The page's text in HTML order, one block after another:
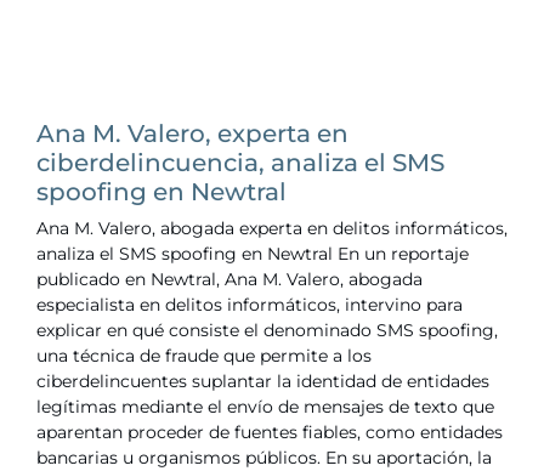
Ana M. Valero, experta en
ciberdelincuencia, analiza el SMS
spoofing en Newtral
Ana M. Valero, abogada experta en delitos informáticos,
analiza el SMS spoofing en Newtral En un reportaje
publicado en Newtral, Ana M. Valero, abogada
especialista en delitos informáticos, intervino para
explicar en qué consiste el denominado SMS spoofing,
una técnica de fraude que permite a los
ciberdelincuentes suplantar la identidad de entidades
legítimas mediante el envío de mensajes de texto que
aparentan proceder de fuentes fiables, como entidades
bancarias u organismos públicos. En su aportación, la